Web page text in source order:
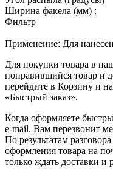
Ширина факела
Фильтр
Применение: Для
Для покупки товара в
понравившийся товар и
перейдите в Корзину и
«Быстрый заказ».
Когда оформляете
e-mail. Вам перезвонит
По результатам
оформления товара на
только ждать доставки и